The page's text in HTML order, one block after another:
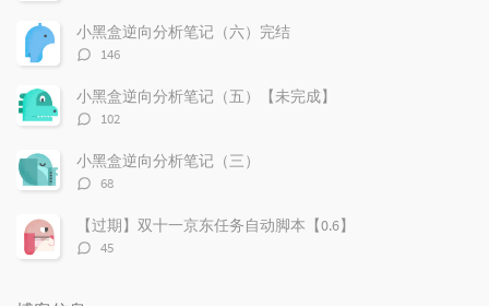
数：
小黑盒逆向分析笔记（六）完结
评
数：
146
小黑盒逆向分析笔记（五）【未完成】
评
数：
102
小黑盒逆向分析笔记（三）
评
数：
68
【过期】双十一京东任务自动脚本【0.6】
评
45